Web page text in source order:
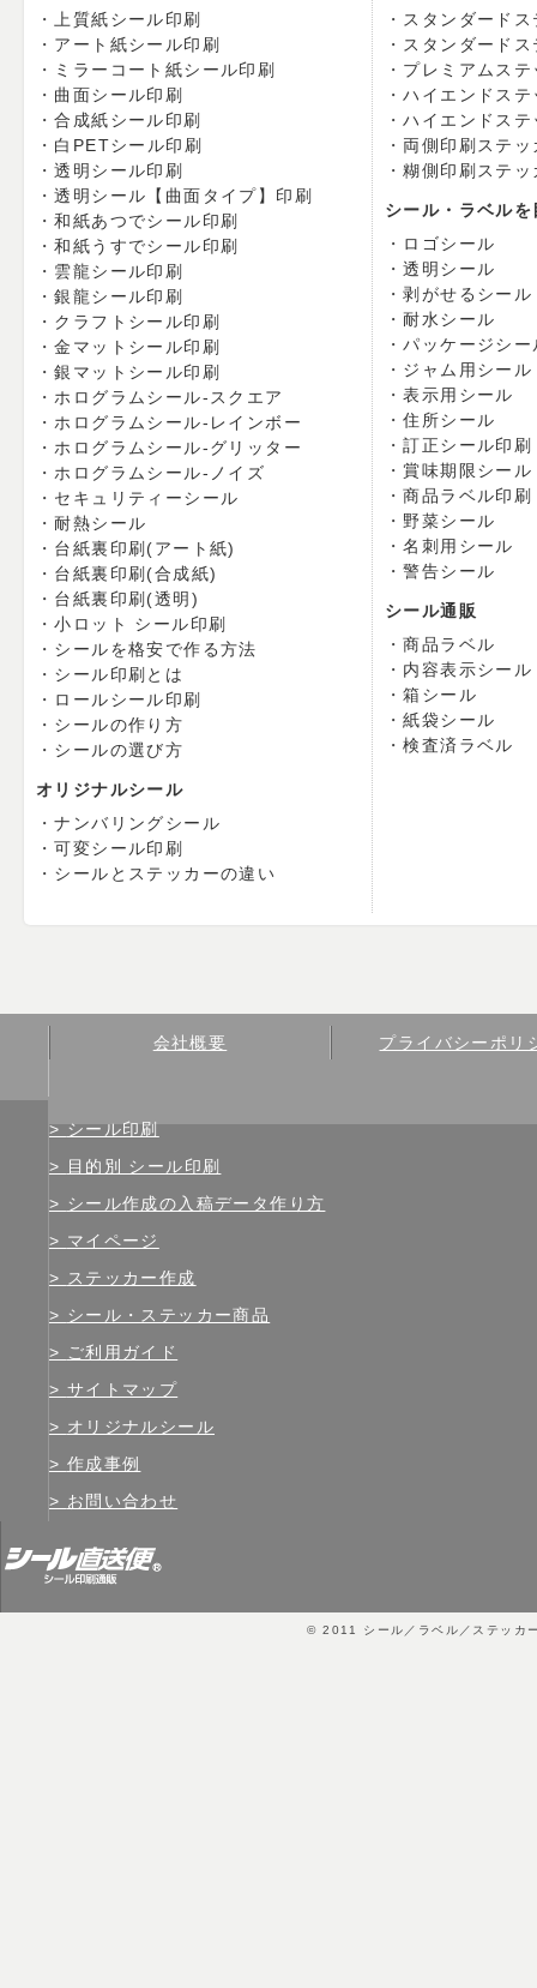
上質紙シール印刷
アート紙シール印刷
ミラーコート紙シール印刷
曲面シール印刷
合成紙シール印刷
白PETシール印刷
透明シール印刷
透明シール【曲面タイプ】印刷
和紙あつでシール印刷
和紙うすでシール印刷
雲龍シール印刷
銀龍シール印刷
クラフトシール印刷
金マットシール印刷
銀マットシール印刷
ホログラムシール-スクエア
ホログラムシール-レインボー
ホログラムシール-グリッター
ホログラムシール-ノイズ
セキュリティーシール
耐熱シール
台紙裏印刷(アート紙)
台紙裏印刷(合成紙)
台紙裏印刷(透明)
小ロット シール印刷
シールを格安で作る方法
シール印刷とは
ロールシール印刷
シールの作り方
シールの選び方
オリジナルシール
ナンバリングシール
可変シール印刷
シールとステッカーの違い
スタンダード
スタンダード
プレミアムステ
ハイエンドステ
ハイエンドス
両側印刷ステッ
糊側印刷ステッ
シール・ラベル
ロゴシール
透明シール
剥がせるシール
耐水シール
パッケージシー
ジャム用シール
表示用シール
住所シール
訂正シール印刷
賞味期限シール
商品ラベル印刷
野菜シール
名刺用シール
警告シール
シール通販
商品ラベル
内容表示シール
箱シール
紙袋シール
検査済ラベル
会社概要 プライバシーポリ
シール印刷
目的別 シール印刷
シール作成の入稿データ作り方
マイページ
ステッカー作成
シール・ステッカー商品
ご利用ガイド
サイトマップ
オリジナルシール
作成事例
お問い合わせ
© 2011 シール／ラベル／ステッカ